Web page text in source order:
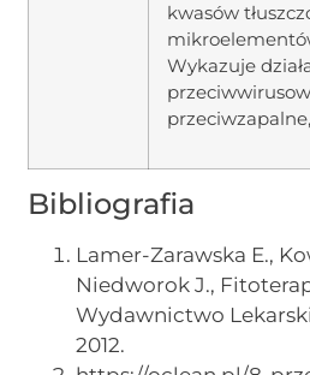
kwasów
Wykazuje
Bibliografia
Lamer-Zarawska E.,
Niedworok J.,
Wydawnictwo
2012.